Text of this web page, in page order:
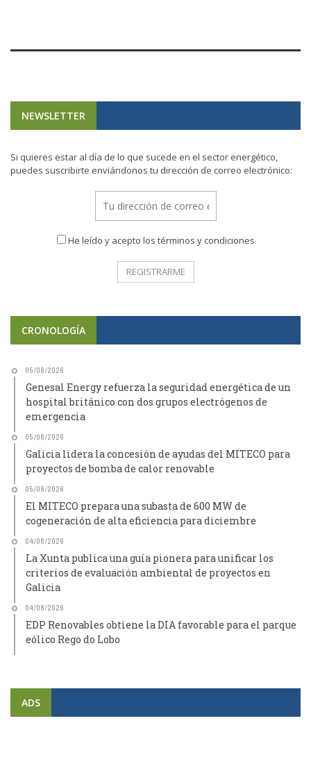
NEWSLETTER
Si quieres estar al día de lo que sucede en el sector energético,
puedes suscribirte enviándonos tu dirección de correo electrónico:
He leído y acepto los términos y condiciones
CRONOLOGÍA
05/08/2026
Genesal Energy refuerza la seguridad energética de un
hospital británico con dos grupos electrógenos de
emergencia
05/08/2026
Galicia lidera la concesión de ayudas del MITECO para
proyectos de bomba de calor renovable
05/08/2026
El MITECO prepara una subasta de 600 MW de
cogeneración de alta eficiencia para diciembre
04/08/2026
La Xunta publica una guía pionera para unificar los
criterios de evaluación ambiental de proyectos en
Galicia
04/08/2026
EDP Renovables obtiene la DIA favorable para el parque
eólico Rego do Lobo
ADS